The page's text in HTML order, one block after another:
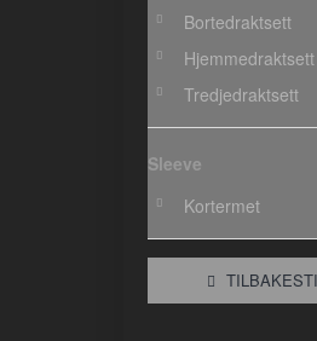
Bortedraktsett
Hjemmedraktsett
Tredjedraktsett
Sleeve
Kortermet